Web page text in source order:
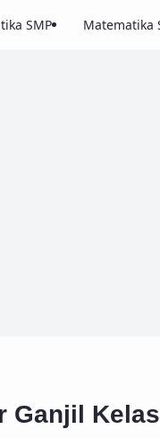
SMP Matematika
Ganjil